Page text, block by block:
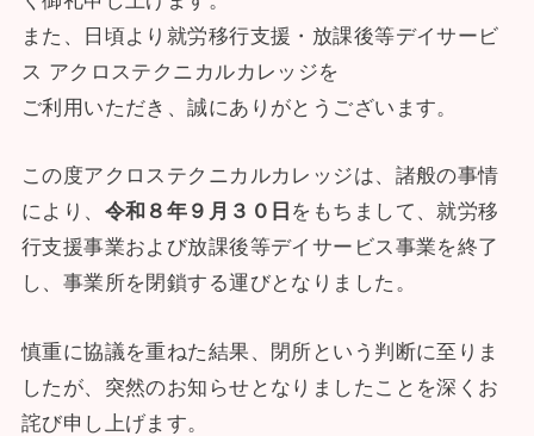
また、日頃より就労移行支援・放課後等デイサービ
ス アクロステクニカルカレッジを
ご利用いただき、誠にありがとうございます。
この度アクロステクニカルカレッジは、諸般の事情
により、 令和８年９月３０日 をもちまして、就労移
行支援事業および放課後等デイサービス事業を終了
し、事業所を閉鎖する運びとなりました。
慎重に協議を重ねた結果、閉所という判断に至りま
したが、突然のお知らせとなりましたことを深くお
詫び申し上げます。